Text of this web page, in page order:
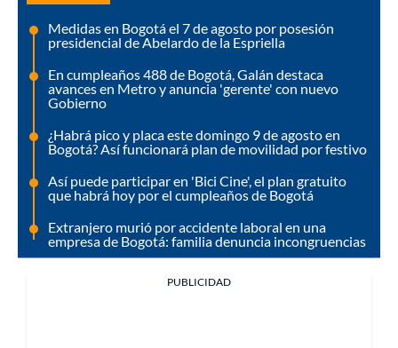
Medidas en Bogotá el 7 de agosto por posesión
presidencial de Abelardo de la Espriella
En cumpleaños 488 de Bogotá, Galán destaca
avances en Metro y anuncia 'gerente' con nuevo
Gobierno
¿Habrá pico y placa este domingo 9 de agosto en
Bogotá? Así funcionará plan de movilidad por festivo
Así puede participar en 'Bici Cine', el plan gratuito
que habrá hoy por el cumpleaños de Bogotá
Extranjero murió por accidente laboral en una
empresa de Bogotá: familia denuncia incongruencias
PUBLICIDAD